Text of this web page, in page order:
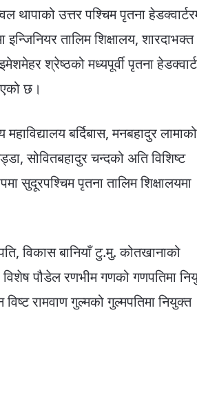
उत्तर पश्चिम पृतना
तालिम शिक्षालय, शारदाभक्त
श्रेष्ठको मध्यपूर्वी पृतना
छ।
बर्दिबास, मनबहादुर लामाको
सोवितबहादुर चन्दको अति विशिष्ट
सुदूरपश्चिम पृतना तालिम शिक्षालयमा
विकास बानियाँ टु.मु. कोतखानाको
विशेष पौडेल रणभीम गणको गणपतिमा
रामवाण गुल्मको गुल्मपतिमा नियुक्त